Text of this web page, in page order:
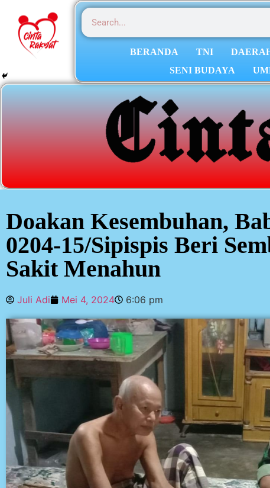
BERANDA TNI
SENI BUDAYA
Doakan Kesembuhan,
0204-15/Sipispis Beri
Sakit Menahun
Juli Adi Mei 4, 2024 6:06 pm